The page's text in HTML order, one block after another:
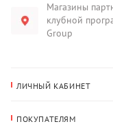
Магазины
клубной
Group
ЛИЧНЫЙ КАБИНЕТ
ПОКУПАТЕЛЯМ